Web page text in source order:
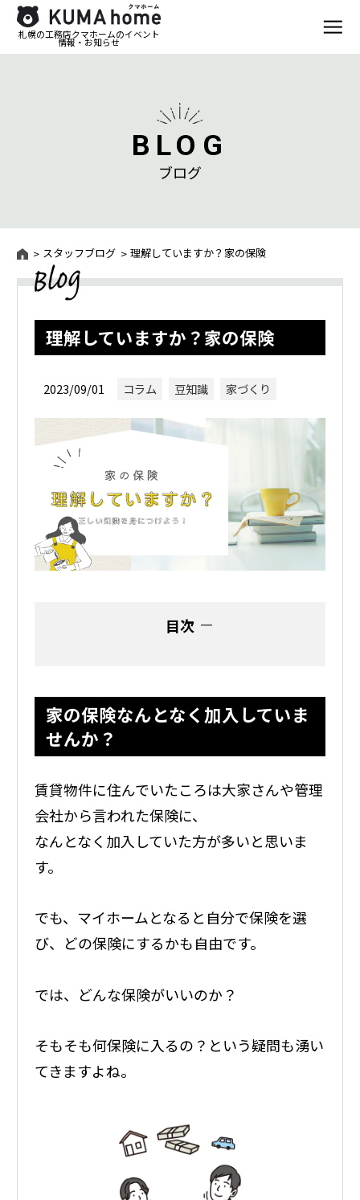
札幌の工務店クマホームのイベント
情報・お知らせ
BLOG
ブログ
スタッフブログ 理解していますか？家の保険
理解していますか？家の保険
2023/09/01 コラム 豆知識 家づくり
目次
家の保険なんとなく加入していま
せんか？
賃貸物件に住んでいたころは大家さんや管理
会社から言われた保険に、
なんとなく加入していた方が多いと思いま
す。
でも、マイホームとなると自分で保険を選
び、どの保険にするかも自由です。
では、どんな保険がいいのか？
そもそも何保険に入るの？という疑問も湧い
てきますよね。